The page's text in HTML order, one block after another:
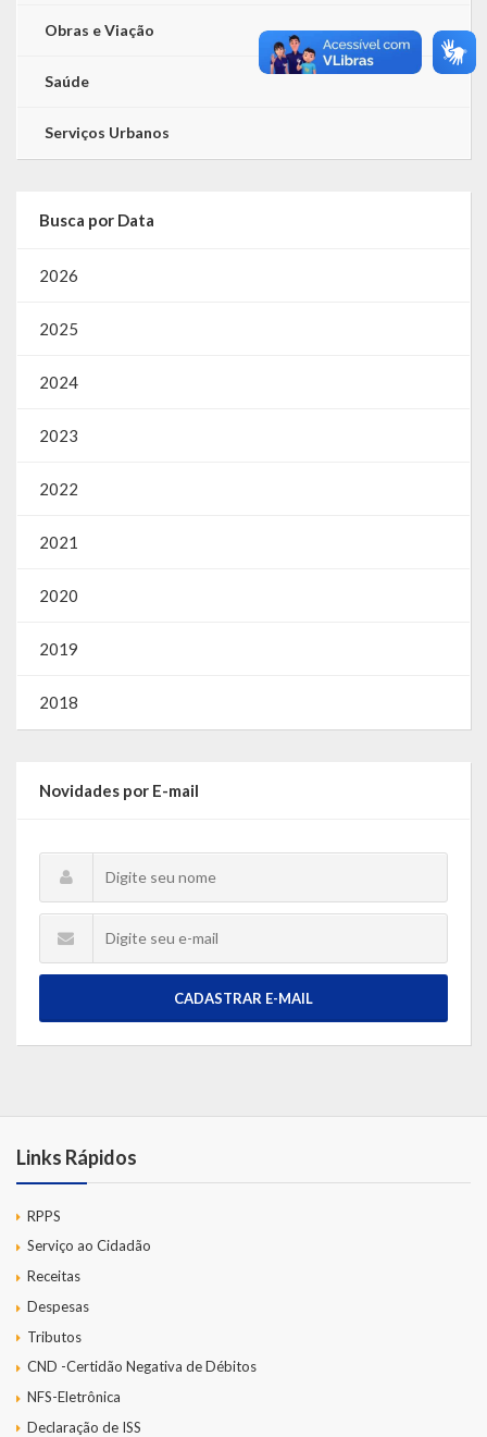
Obras e Viação
Saúde
Serviços Urbanos
Busca por Data
2026
2025
2024
2023
2022
2021
2020
2019
2018
Novidades por E-mail
CADASTRAR E-MAIL
Links Rápidos
RPPS
Serviço ao Cidadão
Receitas
Despesas
Tributos
CND -Certidão Negativa de Débitos
NFS-Eletrônica
Declaração de ISS